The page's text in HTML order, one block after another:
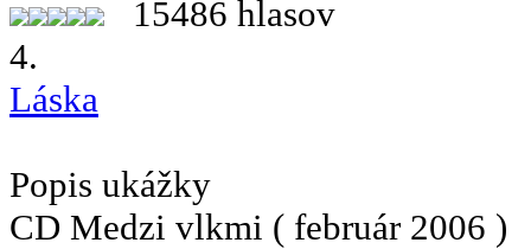
15486 hlasov
4.
Láska
Popis ukážky
CD Medzi vlkmi ( február 2006 )